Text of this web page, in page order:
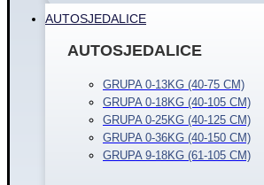
AUTOSJEDALICE
AUTOSJEDALICE
GRUPA 0-13KG (40-75 CM)
GRUPA 0-18KG (40-105 CM)
GRUPA 0-25KG (40-125 CM)
GRUPA 0-36KG (40-150 CM)
GRUPA 9-18KG (61-105 CM)